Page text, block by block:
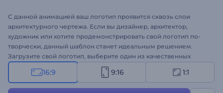
С данной анимацией ваш логотип проявится сквозь слои
архитектурного чертежа. Если вы дизайнер, архитектор,
художник или хотите продемонстрировать свой логотип по-
творчески, данный шаблон станет идеальным решением.
Загрузите свой логотип, выберите один из качественных
треков из нашей библиотеки музыки, и профессиональная
анимация логотипа будет готова за несколько минут!
16:9 9:16 1:1